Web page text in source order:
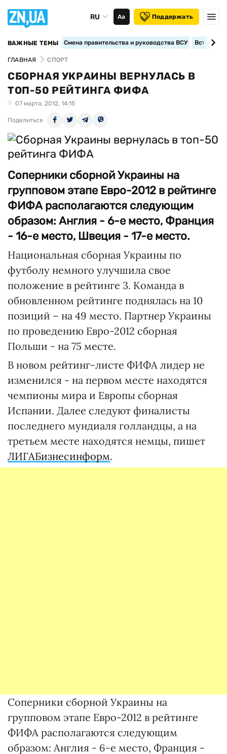
RU Аа Поддержать
ВАЖНЫЕ ТЕМЫ Смена правительства и руководства ВСУ
ГЛАВНАЯ СПОРТ
СБОРНАЯ УКРАИНЫ ВЕРНУЛАСЬ В
ТОП-50 РЕЙТИНГА ФИФА
07 марта, 2012, 14:15
Поделиться
Соперники сборной Украины на
групповом этапе Евро-2012 в рейтинге
ФИФА располагаются следующим
образом: Англия - 6-е место, Франция
- 16-е место, Швеция - 17-е место.
Национальная сборная Украины по
футболу немного улучшила свое
положение в рейтинге 3. Команда в
обновленном рейтинге поднялась на 10
позиций – на 49 место. Партнер Украины
по проведению Евро-2012 сборная
Польши - на 75 месте.
В новом рейтинг-листе ФИФА лидер не
изменился - на первом месте находятся
чемпионы мира и Европы сборная
Испании. Далее следуют финалисты
последнего мундиаля голландцы, а на
третьем месте находятся немцы, пишет
ЛИГАБизнесинформ.
Соперники сборной Украины на
групповом этапе Евро-2012 в рейтинге
ФИФА располагаются следующим
образом: Англия - 6-е место, Франция -